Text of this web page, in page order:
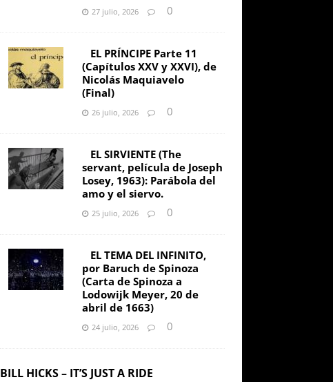
27 julio, 2026 0
EL PRÍNCIPE Parte 11
(Capítulos XXV y XXVI), de
Nicolás Maquiavelo
(Final)
26 julio, 2026 0
EL SIRVIENTE (The
servant, película de Joseph
Losey, 1963): Parábola del
amo y el siervo.
25 julio, 2026 0
EL TEMA DEL INFINITO,
por Baruch de Spinoza
(Carta de Spinoza a
Lodowijk Meyer, 20 de
abril de 1663)
24 julio, 2026 0
BILL HICKS – IT’S JUST A RIDE